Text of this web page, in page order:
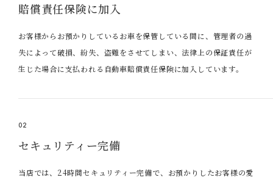
賠償責任保険に加入
お客様からお預かりしているお車を保管している間に、管理者の過
失によって破損、紛失、盗難をさせてしまい、法律上の保証責任が
生じた場合に支払われる自動車賠償責任保険に加入しています。
02
セキュリティー完備
当店では、24時間セキュリティー完備で、お預かりしたお客様の愛